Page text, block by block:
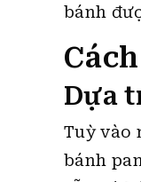
bánh
Dựa
Tuỳ vào
bánh